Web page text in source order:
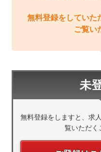
無料登録をしていた
ご覧い
未
無料登録をしますと、求
覧いただく